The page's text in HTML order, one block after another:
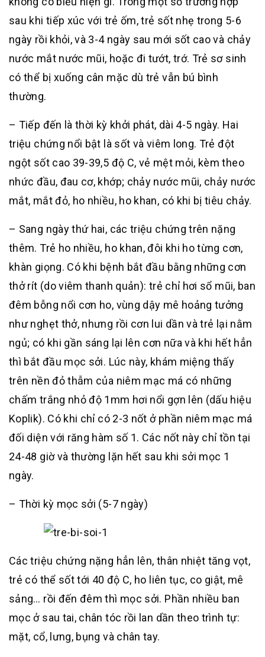
sau khi tiếp xúc với trẻ ốm, trẻ sốt nhẹ trong 5-6
ngày rồi khỏi, và 3-4 ngày sau mới sốt cao và chảy
nước mắt nước mũi, hoặc đi tướt, trớ. Trẻ sơ sinh
có thể bị xuống cân mặc dù trẻ vẫn bú bình
thường.
– Tiếp đến là thời kỳ khởi phát, dài 4-5 ngày. Hai
triệu chứng nổi bật là sốt và viêm long. Trẻ đột
ngột sốt cao 39-39,5 độ C, vẻ mệt mỏi, kèm theo
nhức đầu, đau cơ, khớp; chảy nước mũi, chảy nước
mắt, mắt đỏ, ho nhiều, ho khan, có khi bị tiêu chảy.
– Sang ngày thứ hai, các triệu chứng trên nặng
thêm. Trẻ ho nhiều, ho khan, đôi khi ho từng cơn,
khàn giọng. Có khi bệnh bắt đầu bằng những cơn
thở rít (do viêm thanh quản): trẻ chỉ hơi sổ mũi, ban
đêm bỗng nổi cơn ho, vùng dậy mê hoảng tưởng
như nghẹt thở, nhưng rồi cơn lui dần và trẻ lại nằm
ngủ; có khi gần sáng lại lên cơn nữa và khi hết hẳn
thì bắt đầu mọc sởi. Lúc này, khám miệng thấy
trên nền đỏ thẫm của niêm mạc má có những
chấm trắng nhỏ độ 1mm hơi nổi gợn lên (dấu hiệu
Koplik). Có khi chỉ có 2-3 nốt ở phần niêm mạc má
đối diện với răng hàm số 1. Các nốt này chỉ tồn tại
24-48 giờ và thường lặn hết sau khi sởi mọc 1
ngày.
– Thời kỳ mọc sởi (5-7 ngày)
Các triệu chứng nặng hẳn lên, thân nhiệt tăng vọt,
trẻ có thể sốt tới 40 độ C, ho liên tục, co giật, mê
sảng… rồi đến đêm thì mọc sởi. Phần nhiều ban
mọc ở sau tai, chân tóc rồi lan dần theo trình tự:
mặt, cổ, lưng, bụng và chân tay.